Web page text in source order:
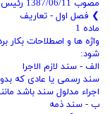
مصوب 1387/06/11 رئیس قوه قضاییه
❯ فصل اول - تعاریف
ماده 1
واژه‌ ها و اصطلاحات
شود:
الف - سند لازم الاجرا
سند رسمی یا عادی که
اجراء مدلول سند باشد
ب - سند ذمه